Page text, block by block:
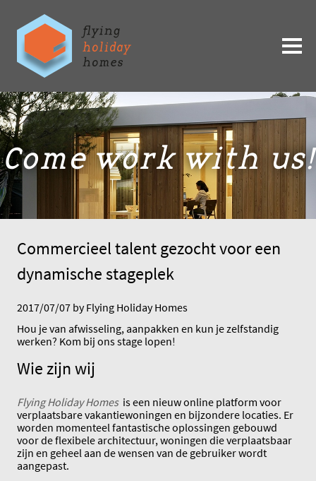
Come work with us!
Commercieel talent gezocht voor een
dynamische stageplek
2017/07/07 by Flying Holiday Homes
Hou je van afwisseling, aanpakken en kun je zelfstandig
werken? Kom bij ons stage lopen!
Wie zijn wij
Flying Holiday Homesis een nieuw online platform voor
verplaatsbare vakantiewoningen en bijzondere locaties. Er
worden momenteel fantastische oplossingen gebouwd
voor de flexibele architectuur, woningen die verplaatsbaar
zijn en geheel aan de wensen van de gebruiker wordt
aangepast.